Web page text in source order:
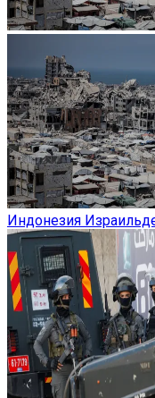
Индонезия